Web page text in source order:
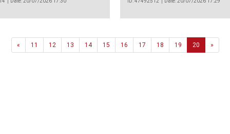
«Previous
11 12 13 14 15 16 17 18 19 20 »Next